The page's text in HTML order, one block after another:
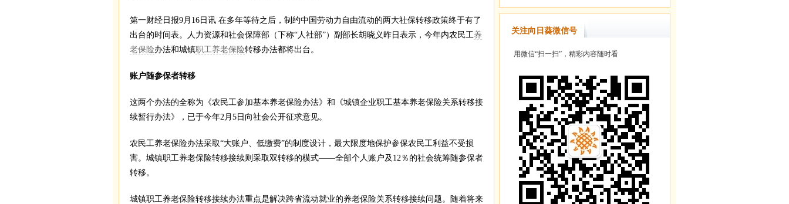
第一财经日报9月16日讯 在多年等待之后，制约中国劳动力自由流动的两大社保转移政策终于有了
出台的时间表。人力资源和社会保障部（下称“人社部”）副部长胡晓义昨日表示，今年内农民工养
老保险办法和城镇职工养老保险转移办法都将出台。
账户随参保者转移
这两个办法的全称为《农民工参加基本养老保险办法》和《城镇企业职工基本养老保险关系转移接
续暂行办法》，已于今年2月5日向社会公开征求意见。
农民工养老保险办法采取“大账户、低缴费”的制度设计，最大限度地保护参保农民工利益不受损
害。城镇职工养老保险转移接续则采取双转移的模式——全部个人账户及12％的社会统筹随参保者
转移。
城镇职工养老保险转移接续办法重点是解决跨省流动就业的养老保险关系转移接续问题。随着将来
关注向日葵微信号
用微信“扫一扫”，精彩内容随时看